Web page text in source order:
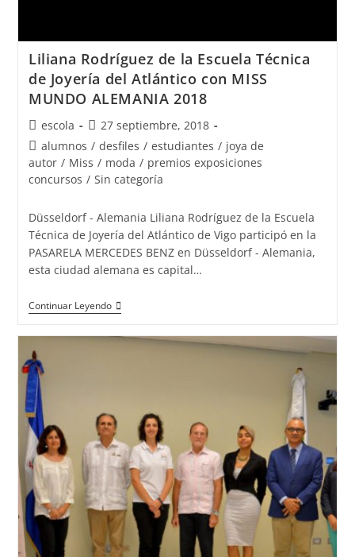
Liliana Rodríguez de la Escuela Técnica
de Joyería del Atlántico con MISS
MUNDO ALEMANIA 2018
Autor
de
la
entrada:
escola
Publicación
de
la
entrada:
27 septiembre, 2018
Categoría
de
la
alumnos / desfiles / estudiantes / joya de
autor / Miss / moda / premios exposiciones
concursos / Sin categoría
Düsseldorf - Alemania Liliana Rodríguez de la Escuela
Técnica de Joyería del Atlántico de Vigo participó en la
PASARELA MERCEDES BENZ en Düsseldorf - Alemania,
esta ciudad alemana es capital…
Continuar Leyendo
Liliana
de
Joyería
del
Atlántico
con
MISS
MUNDO